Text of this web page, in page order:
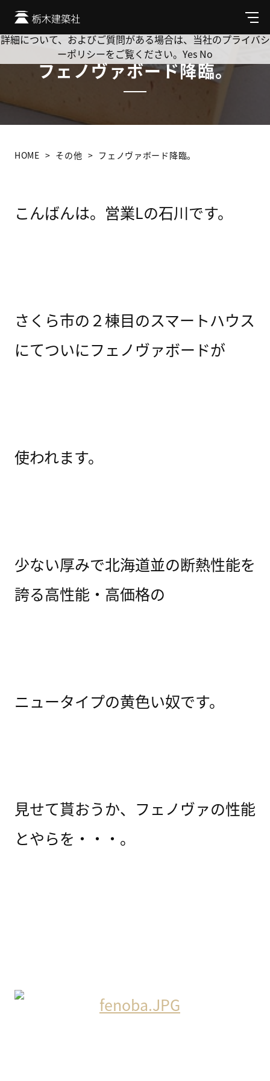
メ
ニ
ュ
フェノヴァボード降臨。
HOME その他 フェノヴァボード降臨。
こんばんは。営業Lの石川です。
さくら市の２棟目のスマートハウス
にてついにフェノヴァボードが
使われます。
少ない厚みで北海道並の断熱性能を
誇る高性能・高価格の
ニュータイプの黄色い奴です。
見せて貰おうか、フェノヴァの性能
とやらを・・・。
Cookie を使用して、お客様の活動を追跡してもよろしいです
か? 当社ではお客様のプライバシーを極めて重視しています。
詳細について、およびご質問がある場合は、当社のプライバシ
ーポリシーをご覧ください。 Yes No